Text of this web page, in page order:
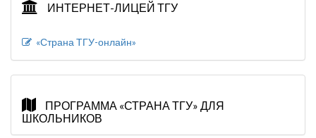
ИНТЕРНЕТ-ЛИЦЕЙ ТГУ
«Страна ТГУ-онлайн»
ПРОГРАММА «СТРАНА ТГУ» ДЛЯ
ШКОЛЬНИКОВ